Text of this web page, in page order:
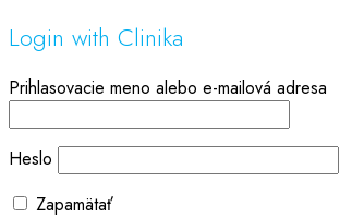
Login with Clinika
Prihlasovacie meno alebo e-mailová adresa
Heslo
Zapamätať